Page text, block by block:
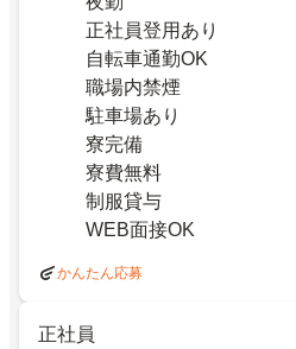
正社員登用あり
自転車通勤OK
職場内禁煙
駐車場あり
寮完備
寮費無料
制服貸与
WEB面接OK
かんたん応募
正社員